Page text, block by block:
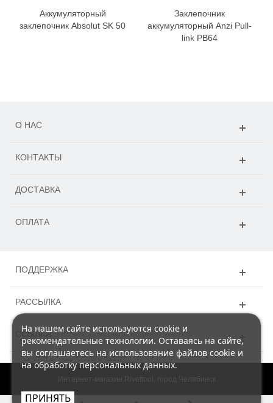
Аккумуляторный
заклепочник Absolut SK 50
Заклепочник
аккумуляторный Anzi Pull-
link PB64
О НАС
КОНТАКТЫ
ДОСТАВКА
ОПЛАТА
ПОДДЕРЖКА
РАССЫЛКА
ССЫЛКИ
На нашем сайте используются cookie и
рекомендательные технологии. Оставаясь на сайте,
вы соглашаетесь на использование файлов cookie и
на обработку персональных данных.
ПРИНЯТЬ
Интернет-магазин Rivettool, город Челябинск